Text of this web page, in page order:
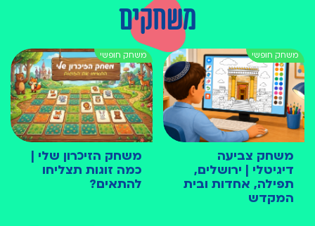
משחקים
משחק צביעה
דיגיטלי | ירושלים,
תפילה, אחדות ובית
המקדש
משחק הזיכרון שלי |
כמה זוגות תצליחו
להתאים?